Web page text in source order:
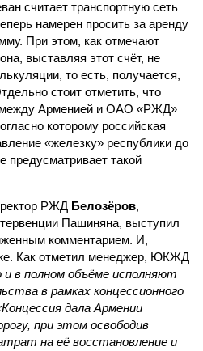
считает транспортную сеть
намерен просить за аренду
При этом, как отмечают
выставляя этот счёт, не
то есть, получается,
стоит отметить, что
между Арменией и ОАО «РЖД»
которому российская
«железку» республики до
предусматривает такой
РЖД Белозёров,
Пашиняна, выступил
комментарием. И,
Как отметил менеджер, ЮКЖД
и в полном объёме исполняют
в рамках концессионного
дала Армении
при этом освободив
на её восстановление и